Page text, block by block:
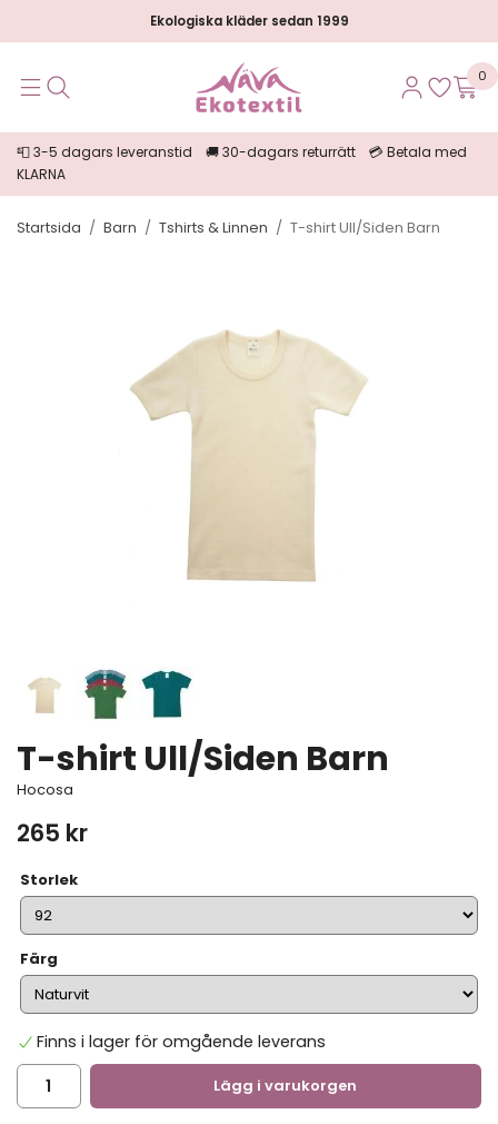
Ekologiska kläder sedan 1999
0
📮 3-5 dagars leveranstid 🚚 30-dagars returrätt 💳 Betala med
KLARNA
Startsida / Barn / Tshirts & Linnen / T-shirt Ull/Siden Barn
T-shirt Ull/Siden Barn
Hocosa
265 kr
Storlek
Färg
Finns i lager för omgående leverans
Lägg i varukorgen